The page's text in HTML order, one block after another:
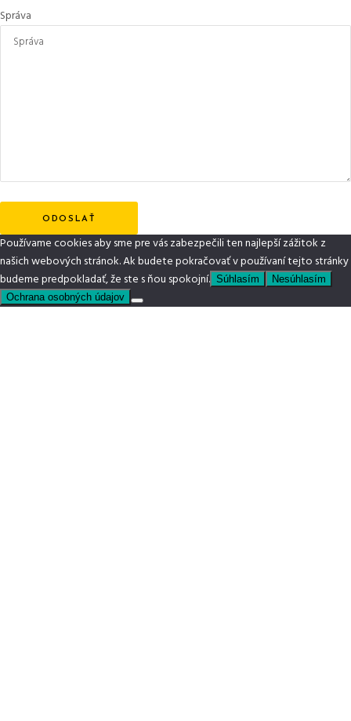
Správa
ODOSLAŤ
Používame cookies aby sme pre vás zabezpečili ten najlepší zážitok z
našich webových stránok. Ak budete pokračovať v používaní tejto stránky
budeme predpokladať, že ste s ňou spokojní. Súhlasím
Nesúhlasím
Ochrana osobných údajov